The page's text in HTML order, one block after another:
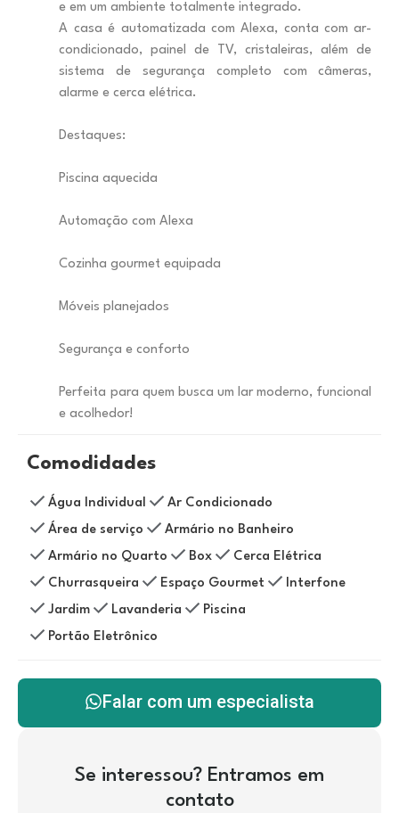
e em um ambiente totalmente integrado.
A casa é automatizada com Alexa, conta com ar-
condicionado, painel de TV, cristaleiras, além de
sistema de segurança completo com câmeras,
alarme e cerca elétrica.
Destaques:
Piscina aquecida
Automação com Alexa
Cozinha gourmet equipada
Móveis planejados
Segurança e conforto
Perfeita para quem busca um lar moderno, funcional
e acolhedor!
Comodidades
Água Individual
Ar Condicionado
Área de serviço
Armário no Banheiro
Armário no Quarto
Box
Cerca Elétrica
Churrasqueira
Espaço Gourmet
Interfone
Jardim
Lavanderia
Piscina
Portão Eletrônico
Falar com um especialista
Se interessou? Entramos em
contato